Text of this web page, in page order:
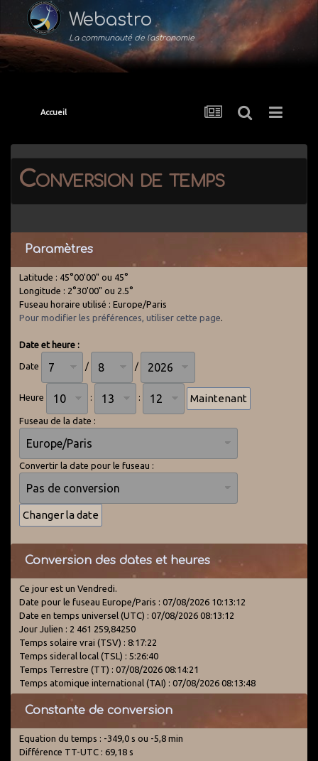
Webastro
La communauté de l'astronomie
Accueil
Conversion de temps
Paramètres
Latitude : 45°00'00" ou 45°
Longitude : 2°30'00" ou 2.5°
Fuseau horaire utilisé : Europe/Paris
Pour modifier les préférences, utiliser cette page.
Date et heure :
Date / /
Heure : :
Fuseau de la date :
Convertir la date pour le fuseau :
Conversion des dates et heures
Ce jour est un Vendredi.
Date pour le fuseau Europe/Paris : 07/08/2026 10:13:12
Date en temps universel (UTC) : 07/08/2026 08:13:12
Jour Julien : 2 461 259,84250
Temps solaire vrai (TSV) : 8:17:22
Temps sideral local (TSL) : 5:26:40
Temps Terrestre (TT) : 07/08/2026 08:14:21
Temps atomique international (TAI) : 07/08/2026 08:13:48
Constante de conversion
Equation du temps : -349,0 s ou -5,8 min
Différence TT-UTC : 69,18 s